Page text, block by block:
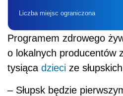
Liczba miejsc ograniczona
Programem zdrowego
o lokalnych producentów
tysiąca dzieci ze
– Słupsk będzie